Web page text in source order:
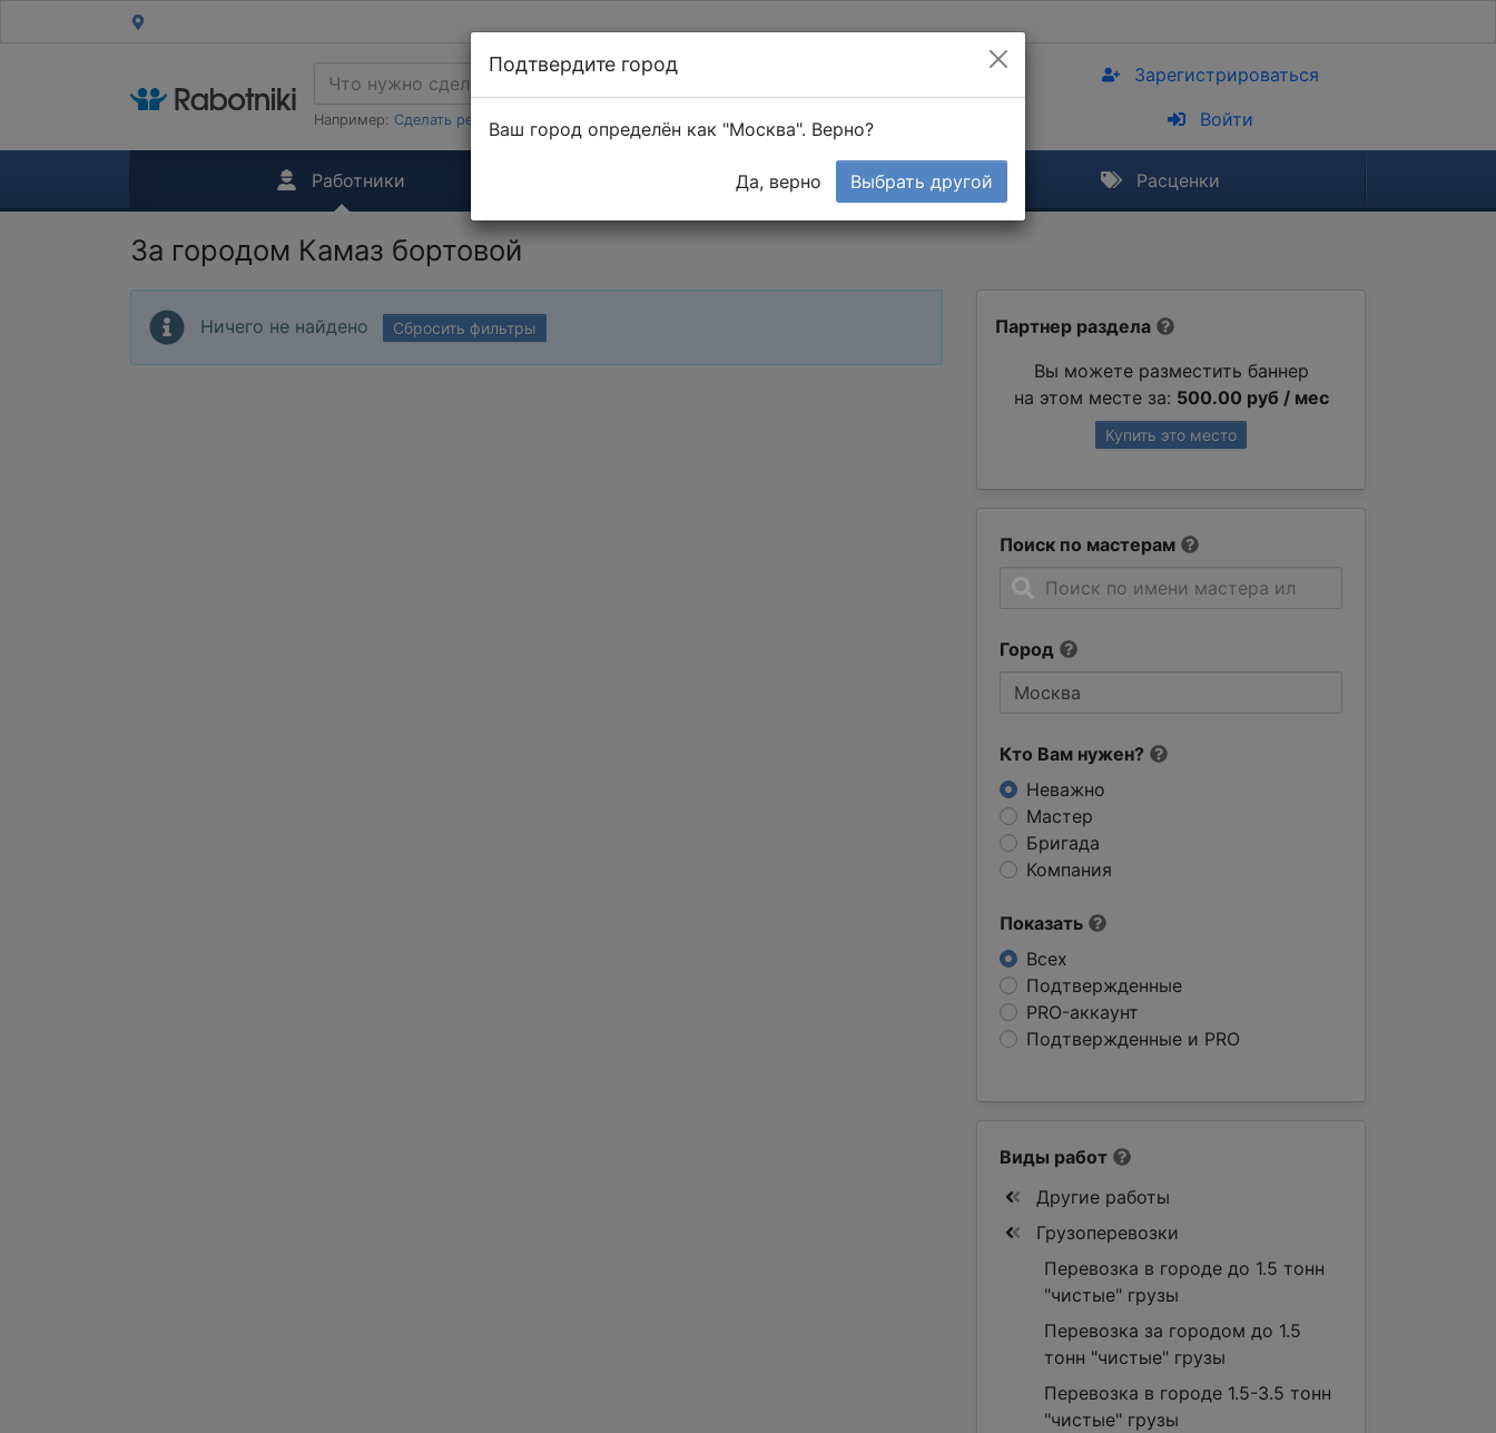
Например: Сделать ремонт в 1-к квартире
Зарегистрироваться
Войти
Работники Тендеры Расценки
За городом Камаз бортовой
Партнер раздела
Вы можете разместить баннер
на этом месте за: 500.00 руб / мес
Купить это место
Поиск по мастерам
Город
Кто Вам нужен?
Неважно
Мастер
Бригада
Компания
Показать
Всех
Подтвержденные
PRO-аккаунт
Подтвержденные и PRO
Ничего не найдено Сбросить фильтры
Виды работ
Другие работы
Грузоперевозки
Перевозка в городе до 1.5 тонн
"чистые" грузы
Перевозка за городом до 1.5
тонн "чистые" грузы
Перевозка в городе 1.5-3.5 тонн
"чистые" грузы
Подтвердите город
Ваш город определён как "Москва". Верно?
Да, верно Выбрать другой